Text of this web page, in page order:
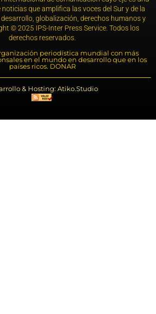
que amplifica las voces del Sur y de la
globalización, derechos humanos y
© 2025 IPS-Inter Press Service. Todos los
derechos reservados.
periodística mundial con más
en el mundo en desarrollo que en los
países ricos. DONAR
& Hosting: Atiko.Studio